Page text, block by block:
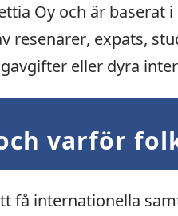
Oy och är baserat
resenärer, expats,
eller dyra
varför
få internationella